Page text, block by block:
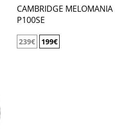
CAMBRIDGE MELOMANIA
P100SE
239€ 199€